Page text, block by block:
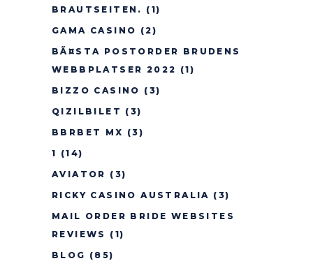
BRAUTSEITEN. (1)
GAMA CASINO (2)
BÃ¤STA POSTORDER BRUDENS
WEBBPLATSER 2022 (1)
BIZZO CASINO (3)
QIZILBILET (3)
BBRBET MX (3)
1 (14)
AVIATOR (3)
RICKY CASINO AUSTRALIA (3)
MAIL ORDER BRIDE WEBSITES
REVIEWS
(1)
BLOG (85)